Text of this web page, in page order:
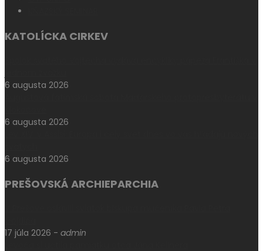
KATOLÍCKA CIRKEV
6 augusta 2026
6 augusta 2026
6 augusta 2026
PREŠOVSKÁ ARCHIEPARCHIA
17 júla 2026 - admin